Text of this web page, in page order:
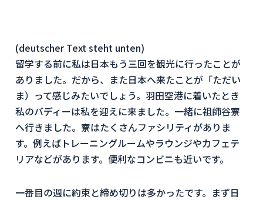
(deutscher Text steht unten)
留学する前に私は日本もう三回を観光に行ったことが
ありました。だから、また日本へ来たことが「ただい
ま）って感じみたいでしょう。羽田空港に着いたとき
私のバディーは私を迎えに来ました。一緒に祖師谷寮
へ行きました。寮はたくさんファシリティがありま
す。例えばトレーニングルームやラウンジやカフェテ
リアなどがあります。便利なコンビニも近いです。
一番目の週に約束と締め切りは多かったです。まず日